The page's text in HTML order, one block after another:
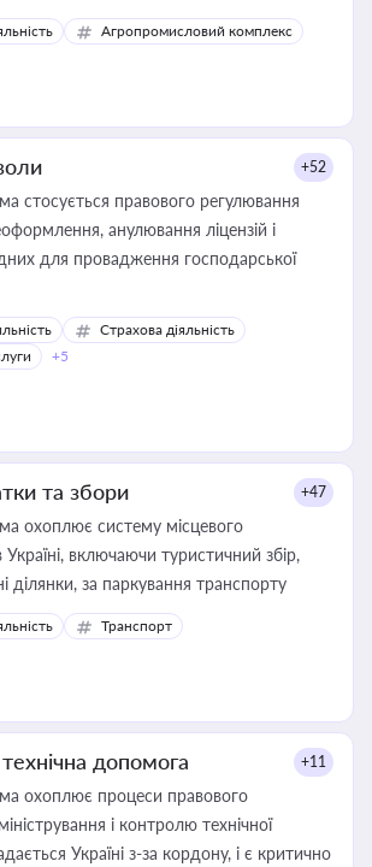
Агропромисловий комплекс
+52
стосується правового регулювання
анулювання ліцензій і
для провадження господарської
Страхова діяльність
+5
та збори +47
охоплює систему місцевого
включаючи туристичний збір,
плату за земельні ділянки, за паркування транспорту
Транспорт
допомога +11
охоплює процеси правового
і контролю технічної
Україні з-за кордону, і є критично